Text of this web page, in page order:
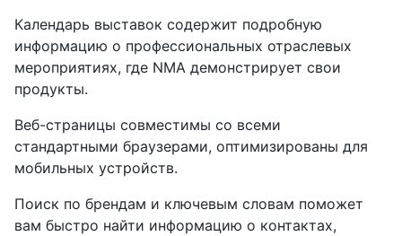
Календарь выставок содержит подробную
информацию о профессиональных отраслевых
мероприятиях, где NMA демонстрирует свои
продукты.
Веб-страницы совместимы со всеми
стандартными браузерами, оптимизированы для
мобильных устройств.
Поиск по брендам и ключевым словам поможет
вам быстро найти информацию о контактах,